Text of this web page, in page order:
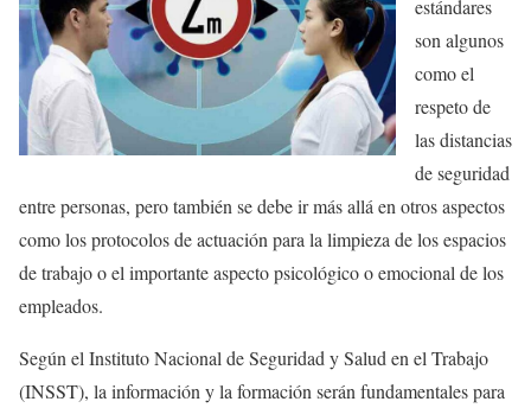
estándares
son algunos
como el
respeto de
las distancias
de seguridad
entre personas, pero también se debe ir más allá en otros aspectos
como los protocolos de actuación para la limpieza de los espacios
de trabajo o el importante aspecto psicológico o emocional de los
empleados.
Según el Instituto Nacional de Seguridad y Salud en el Trabajo
(INSST), la información y la formación serán fundamentales para